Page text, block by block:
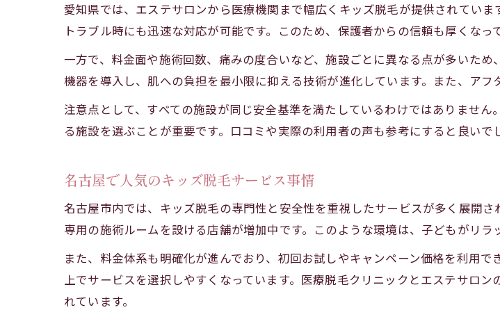
子供の脱毛料金を抑える
中学生でも安心できる脱毛サ
中学生に適したキッズ脱
医療脱毛とキッズ脱毛
保護者同伴で受ける脱毛
中学生の肌に優しい脱毛
愛知県では、エステサロンから医療機関まで幅広くキッズ脱毛が提供されてい
トラブル時にも迅速な対応が可能です。このため、保護者からの信頼も厚くなっ
一方で、料金面や施術回数、痛みの度合いなど、施設ごとに異なる点が多いた
機器を導入し、肌への負担を最小限に抑える技術が進化しています。また、アフ
注意点として、すべての施設が同じ安全基準を満たしているわけではありませ
る施設を選ぶことが重要です。口コミや実際の利用者の声も参考にすると良いで
名古屋で人気のキッズ脱毛サービス事情
名古屋市内では、キッズ脱毛の専門性と安全性を重視したサービスが多く展開
専用の施術ルームを設ける店舗が増加中です。このような環境は、子どもがリラ
また、料金体系も明確化が進んでおり、初回お試しやキャンペーン価格を利用
上でサービスを選択しやすくなっています。医療脱毛クリニックとエステサロ
れています。